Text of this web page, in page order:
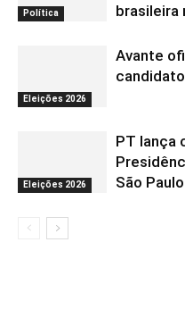
Política
brasileira
Eleições 2026
Avante
Eleições 2026
PT lança
São Paulo